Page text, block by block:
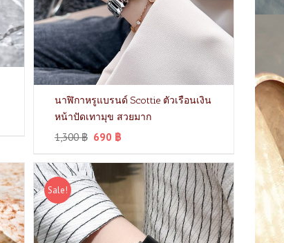
นาฬิกาหรูแบรนด์ Scottie ตัวเรือนเงิน
หน้าปัดเทามุข สวยมาก
1,300฿ 690 ฿
Sale!